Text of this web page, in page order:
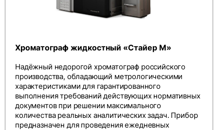
Хроматограф жидкостный «Стайер М»
Надёжный недорогой хроматограф российского
производства, обладающий метрологическими
характеристиками для гарантированного
выполнения требований действующих нормативных
документов при решении максимального
количества реальных аналитических задач. Прибор
предназначен для проведения ежедневных